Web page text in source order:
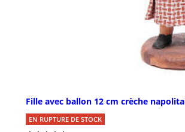
Fille avec ballon 12 cm crèche
EN RUPTURE DE STOCK